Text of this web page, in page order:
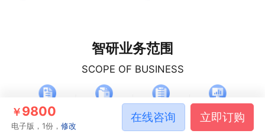
智研业务范围
SCOPE OF BUSINESS
￥9800
电子版，1份，修改
在线咨询 立即订购